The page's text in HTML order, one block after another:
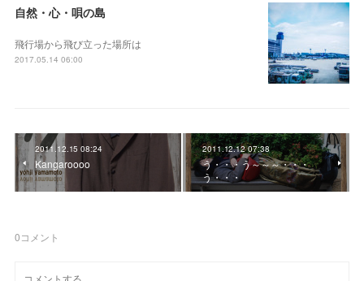
自然・心・唄の島
飛行場から飛び立った場所は
2017.05.14 06:00
2011.12.15 08:24
Kangaroooo
2011.12.12 07:38
う・・・う～～～・・・
う・・・
0コメント